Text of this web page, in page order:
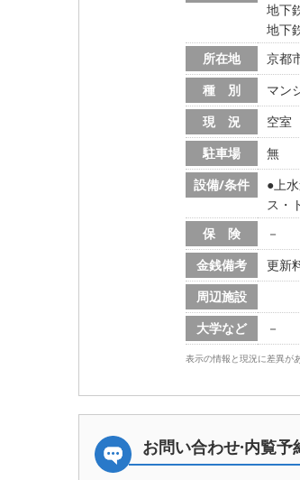
地下
地下
所在地
京都
種 別
マン
現 況
空室
駐車場
無
設備/条件
上
ス・
保 険
－
金銭備考
更新
周辺施設
大学など
－
表示の情報と現況に差異が
お問い合わせ·内覧予